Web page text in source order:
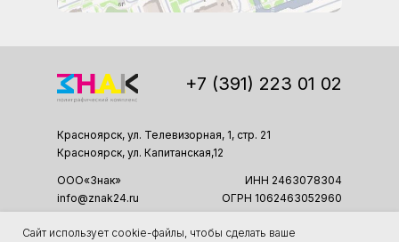
Сайт использует cookie-файлы, чтобы сделать ваше
ООО«Знак»
Красноярск, ул. Телевизорная, 1, стр. 21
ИНН 2463078304
+7 (391) 223 01 02
ОГРН 1062463052960
info@znak24.ru
Красноярск, ул. Капитанская,12